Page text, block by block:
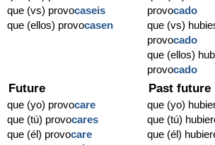
que (vs) provocaseis
que (ellos) provocasen
provocado
que (vs)
provocado
que (ellos)
provocado
Future
que (yo) provocare
que (tú) provocares
que (él) provocare
Past future
que (yo)
que (tú)
que (él)